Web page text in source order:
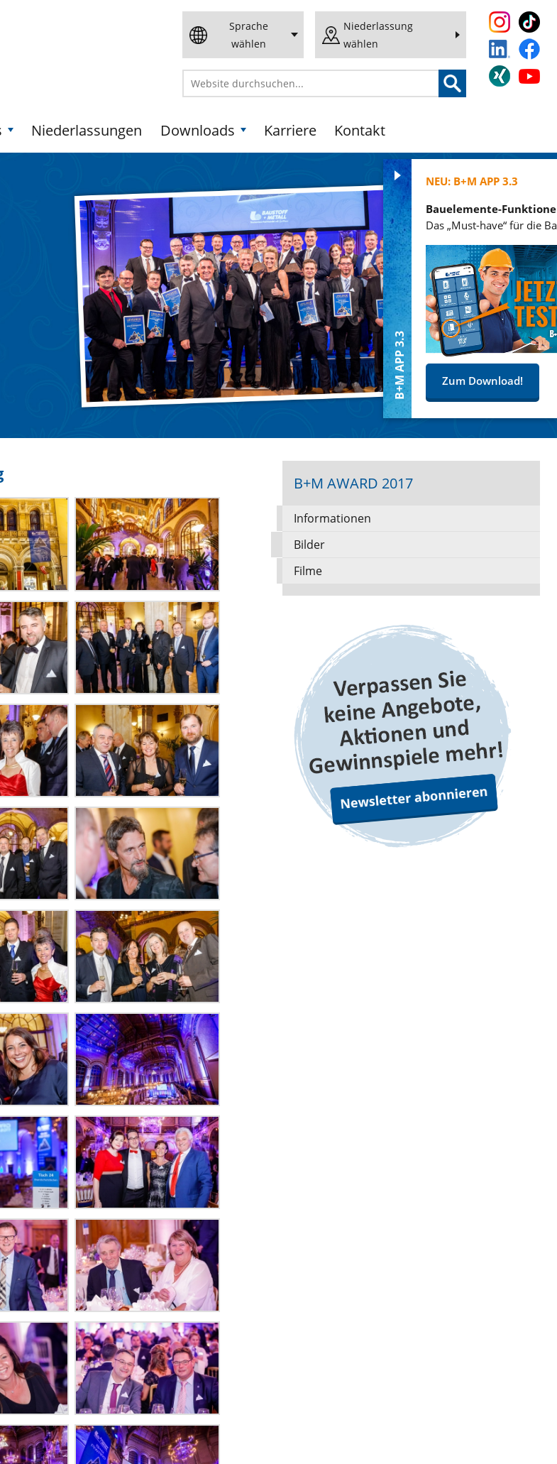
Sprache
wählen
Niederlassung
wählen
Niederlassungen Downloads Karriere Kontakt
B+M APP 3.3
NEU: B+M APP 3.3
Bauelemente-Funktionen
Das „Must-have“ für die Baustelle!
Zum Download!
B+M AWARD 2017
Informationen
Bilder
Filme